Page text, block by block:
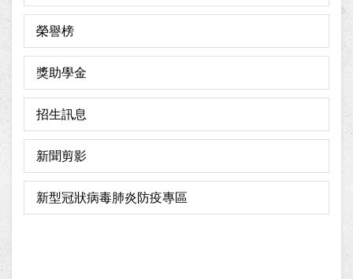
榮譽榜
獎助學金
招生訊息
新聞剪影
新型冠狀病毒肺炎防疫專區